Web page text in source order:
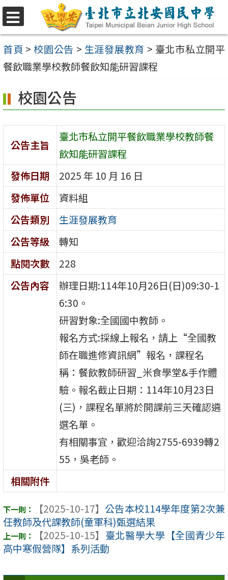
選
單
跳
至
主
要
容
區
首頁 > 校園公告 > 生涯發展教育 > 臺北市私立開平
餐飲職業學校教師餐飲知能研習課程
校園公告
公告主旨
臺北市私立開平餐飲職業學校教師餐
飲知能研習課程
發佈日期
2025 年 10 月 16 日
發佈單位
資料組
公告類別
生涯發展教育
公告等級
轉知
點閱次數
228
公告內容
辦理日期:114年10月26日(日)09:30-1
6:30。
研習對象:全國國中教師。
報名方式:採線上報名，請上“全國教
師在職進修資訊網”報名，課程名
稱：餐飲教師研習_米食學堂&手作體
驗。報名截止日期：114年10月23日
(三)，課程名單將於開課前三天確認遴
選名單。
有相關事宜，歡迎洽詢2755-6939轉2
55，吳老師。
相關附件
【2025-10-17】 公告本校114學年度第2次兼
任教師及代課教師(童軍科)甄選結果
【2025-10-15】 臺北醫學大學【全國青少年
高中寒假營隊】系列活動